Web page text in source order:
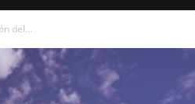
del...